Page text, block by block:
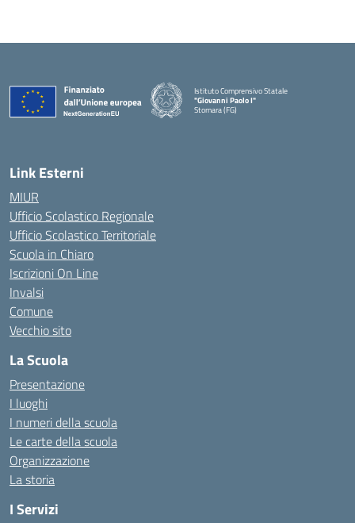
Istituto Comprensivo Statale
"Giovanni Paolo I"
Stornara (FG)
Link Esterni
MIUR
Ufficio Scolastico Regionale
Ufficio Scolastico Territoriale
Scuola in Chiaro
Iscrizioni On Line
Invalsi
Comune
Vecchio sito
La Scuola
Presentazione
I luoghi
I numeri della scuola
Le carte della scuola
Organizzazione
La storia
I Servizi